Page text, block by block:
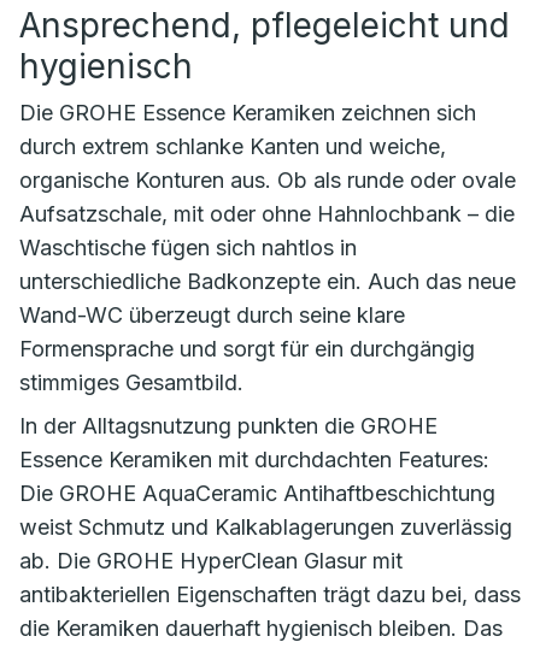
Ansprechend, pflegeleicht und
hygienisch
Die GROHE Essence Keramiken zeichnen sich
durch extrem schlanke Kanten und weiche,
organische Konturen aus. Ob als runde oder ovale
Aufsatzschale, mit oder ohne Hahnlochbank – die
Waschtische fügen sich nahtlos in
unterschiedliche Badkonzepte ein. Auch das neue
Wand-WC überzeugt durch seine klare
Formensprache und sorgt für ein durchgängig
stimmiges Gesamtbild.
In der Alltagsnutzung punkten die GROHE
Essence Keramiken mit durchdachten Features:
Die GROHE AquaCeramic Antihaftbeschichtung
weist Schmutz und Kalkablagerungen zuverlässig
ab. Die GROHE HyperClean Glasur mit
antibakteriellen Eigenschaften trägt dazu bei, dass
die Keramiken dauerhaft hygienisch bleiben. Das